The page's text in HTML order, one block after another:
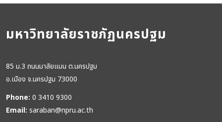
มหาวิทยาลัยราชภัฏนครปฐม
85 ม.3 ถนนมาลัยแมน ต.นครปฐม
อ.เมือง จ.นครปฐม 73000
Phone: 0 3410 9300
Email: saraban@npru.ac.th